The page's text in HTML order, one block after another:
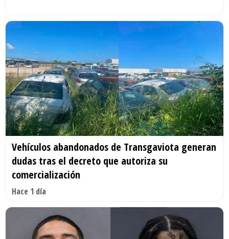
Vehículos abandonados de Transgaviota generan
dudas tras el decreto que autoriza su
comercialización
Hace 1 día